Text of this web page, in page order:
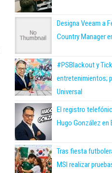
Designa Veeam a
Country Manager
#PSBlackout y
entretenimientos;
Universal
El registro
Hugo González en
Tras fiesta
MSI realizar